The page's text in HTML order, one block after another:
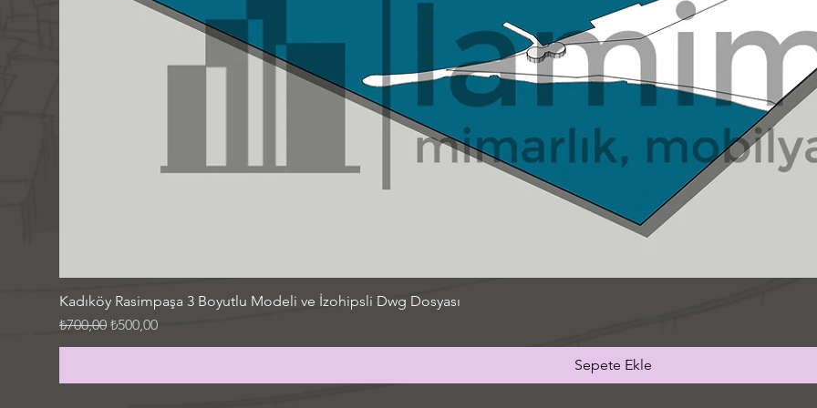
Kadıköy Rasimpaşa 3 Boyutlu Modeli ve İzohipsli Dwg Dosyası
Normal Fiyat
₺700,00 İndirimli Fiyat
₺500,00
Sepete Ekle